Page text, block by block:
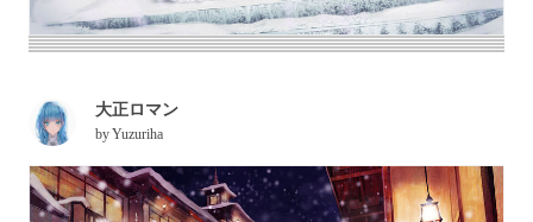
大正ロマン
byYuzuriha